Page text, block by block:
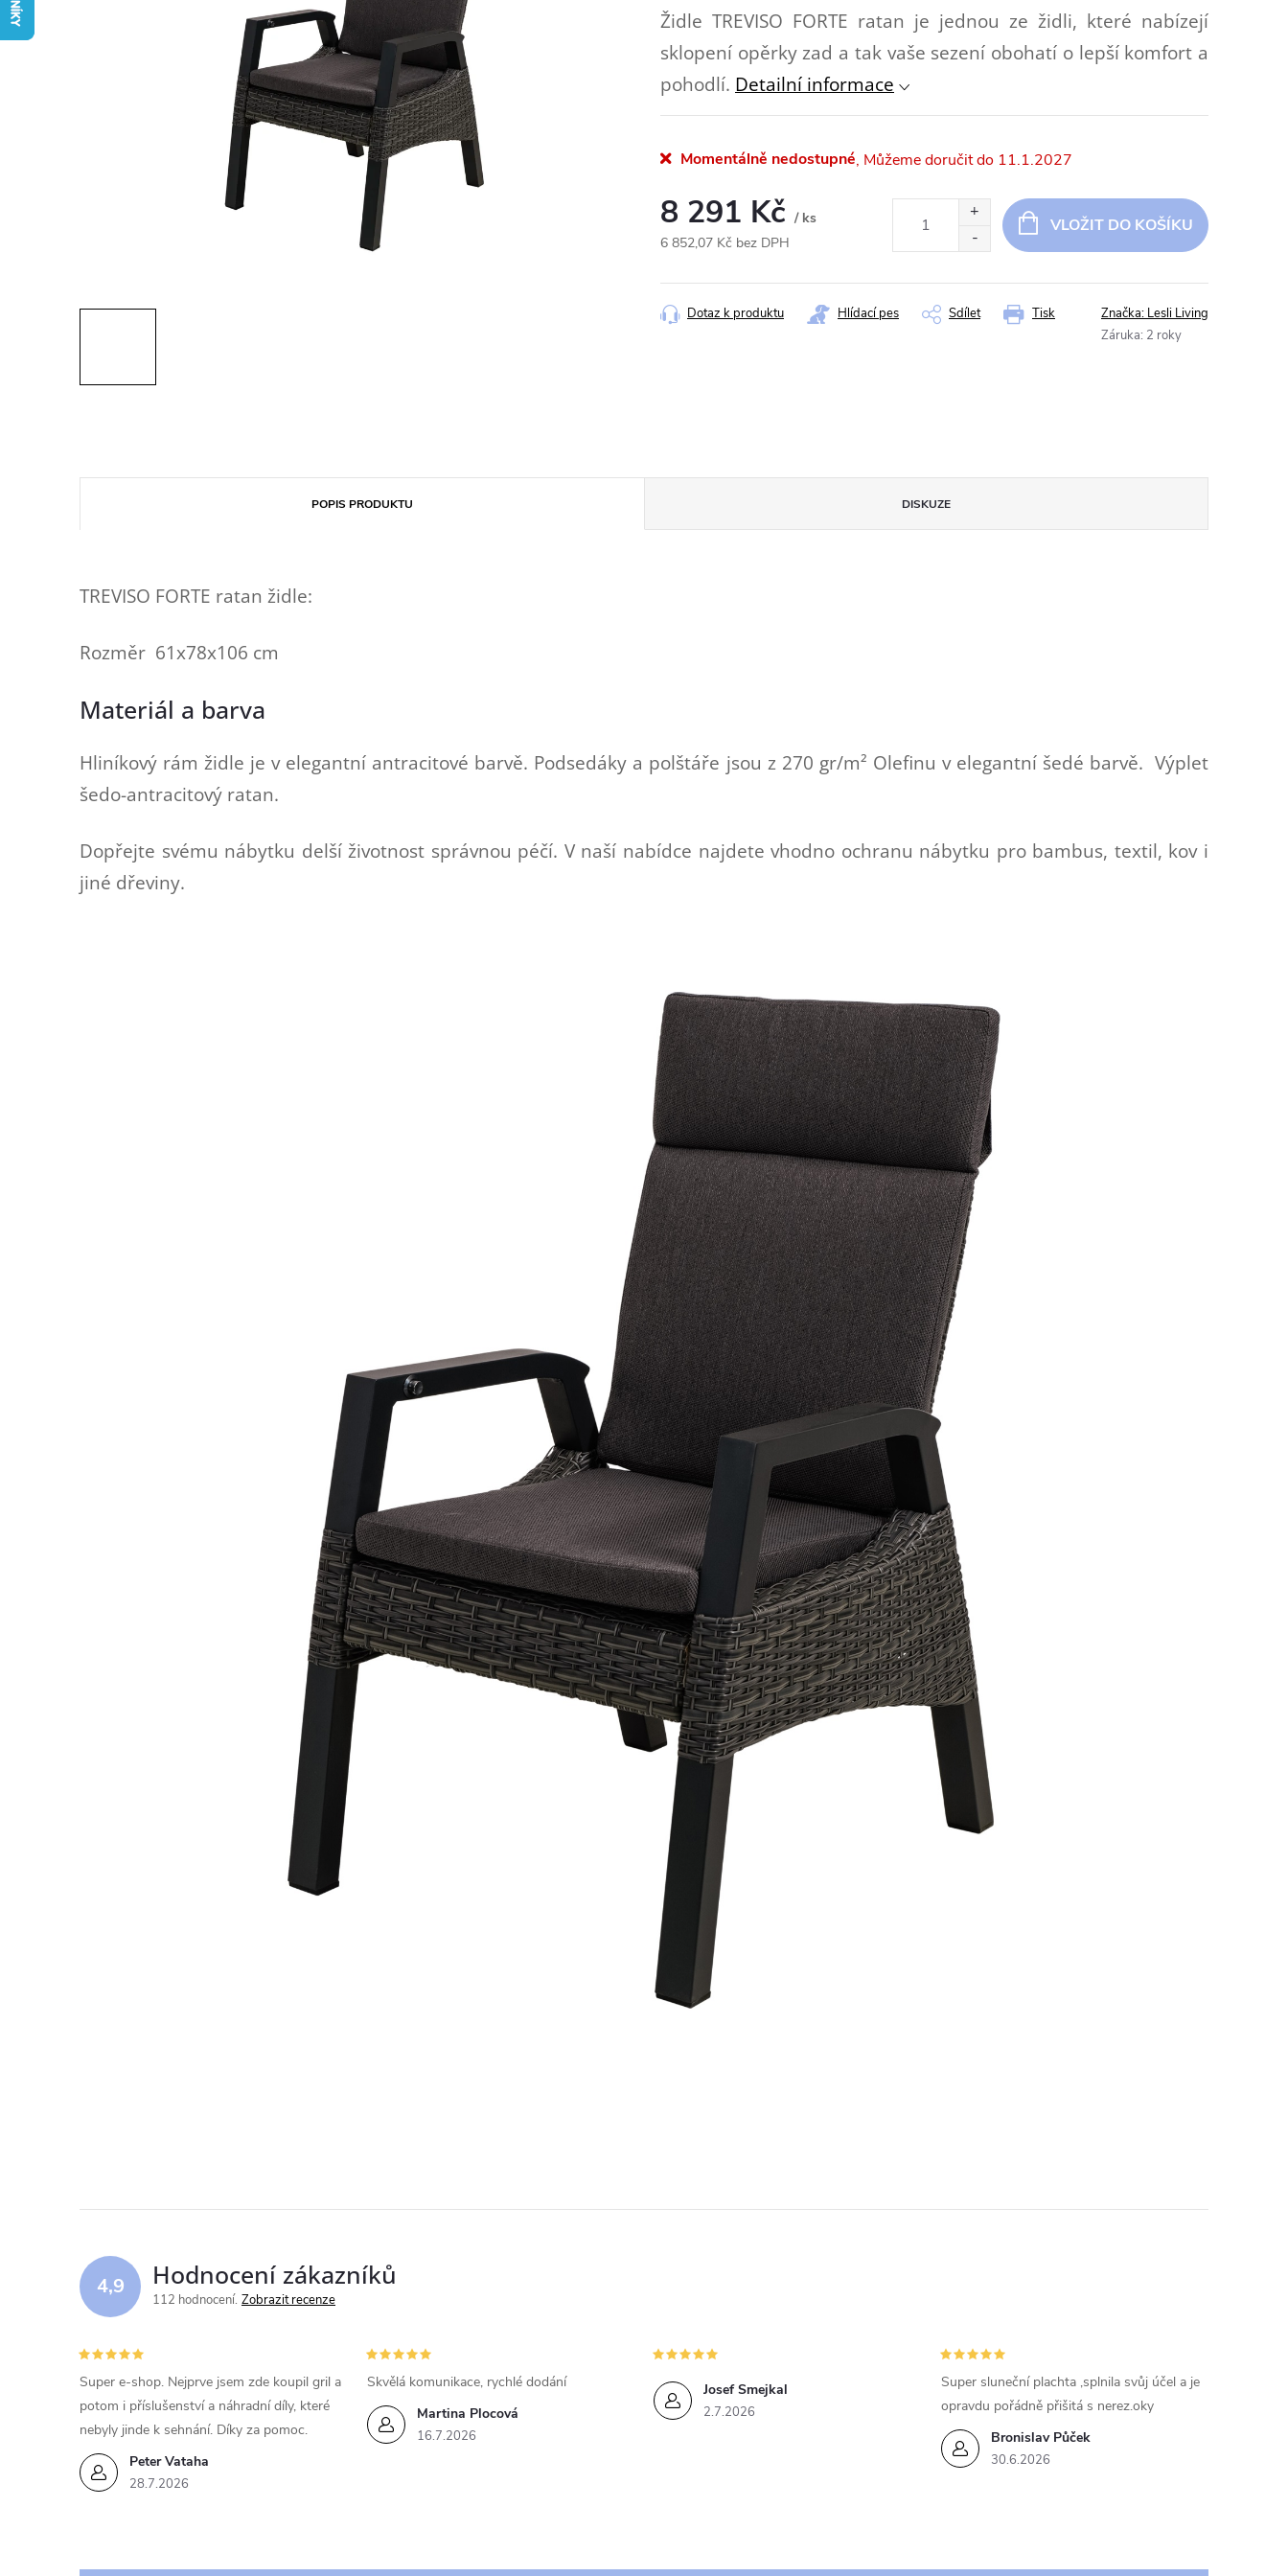
Židle TREVISO FORTE ratan je jednou ze židli, které nabízejí
sklopení opěrky zad a tak vaše sezení obohatí o lepší komfort a
pohodlí. Detailní informace
Momentálně nedostupné 11.1.2027
8 291 Kč / ks
6 852,07 Kč bez DPH
cena:
VLOŽIT DO KOŠÍKU
Tisk
Dotaz k produktu Hlídací pes Sdílet Značka: Lesli Living
Záruka: 2 roky
POPIS PRODUKTU DISKUZE
TREVISO FORTE ratan židle:
Rozměr 61x78x106 cm
Materiál a barva
Hliníkový rám židle je v elegantní antracitové barvě. Podsedáky a polštáře jsou z 270 gr/m² Olefinu v elegantní šedé barvě. Výplet
šedo-antracitový ratan.
Dopřejte svému nábytku delší životnost správnou péčí. V naší nabídce najdete vhodno ochranu nábytku pro bambus, textil, kov i
jiné dřeviny.
4,9 Hodnocení zákazníků
112 hodnocení Zobrazit recenze
Peter Vataha
28.7.2026
Super e-shop. Nejprve jsem zde koupil gril a
potom i příslušenství a náhradní díly, které
nebyly jinde k sehnání. Díky za pomoc.
Martina Plocová
16.7.2026
Skvělá komunikace, rychlé dodání Josef Smejkal
2.7.2026
Bronislav Půček
30.6.2026
Super sluneční plachta ,splnila svůj účel a je
opravdu pořádně přišitá s nerez.oky